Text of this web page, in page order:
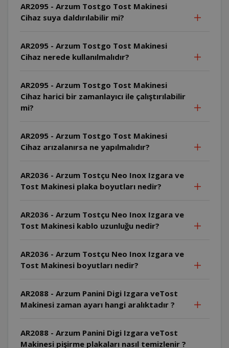
AR2095 - Arzum Tostgo Tost Makinesi
Cihaz suya daldırılabilir mi?
AR2095 - Arzum Tostgo Tost Makinesi
Cihaz nerede kullanılmalıdır?
AR2095 - Arzum Tostgo Tost Makinesi
Cihaz harici bir zamanlayıcı ile çalıştırılabilir
mi?
AR2095 - Arzum Tostgo Tost Makinesi
Cihaz arızalanırsa ne yapılmalıdır?
AR2036 - Arzum Tostçu Neo Inox Izgara ve
Tost Makinesi plaka boyutları nedir?
AR2036 - Arzum Tostçu Neo Inox Izgara ve
Tost Makinesi kablo uzunluğu nedir?
AR2036 - Arzum Tostçu Neo Inox Izgara ve
Tost Makinesi boyutları nedir?
AR2088 - Arzum Panini Digi Izgara veTost
Makinesi zaman ayarı hangi aralıktadır ?
AR2088 - Arzum Panini Digi Izgara veTost
Makinesi pişirme plakaları nasıl temizlenir ?